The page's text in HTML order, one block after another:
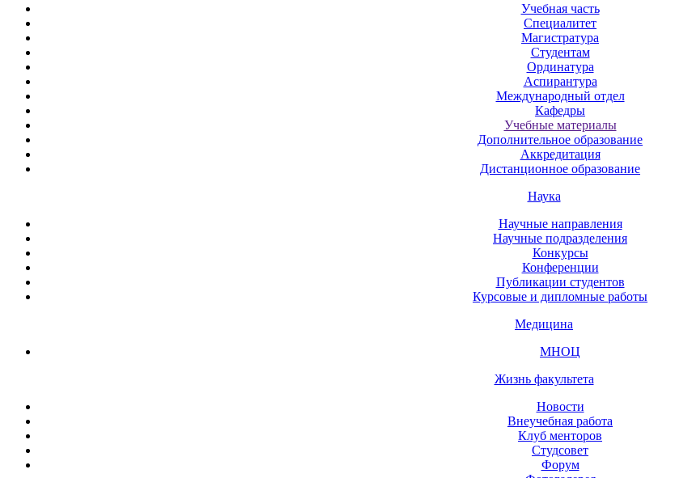
Учебная часть
Специалитет
Магистратура
Студентам
Ординатура
Аспирантура
Международный отдел
Кафедры
Учебные материалы
Дополнительное образование
Аккредитация
Дистанционное образование
Наука
Научные направления
Научные подразделения
Конкурсы
Конференции
Публикации студентов
Курсовые и дипломные работы
Медицина
МНОЦ
Жизнь факультета
Новости
Внеучебная работа
Клуб менторов
Студсовет
Форум